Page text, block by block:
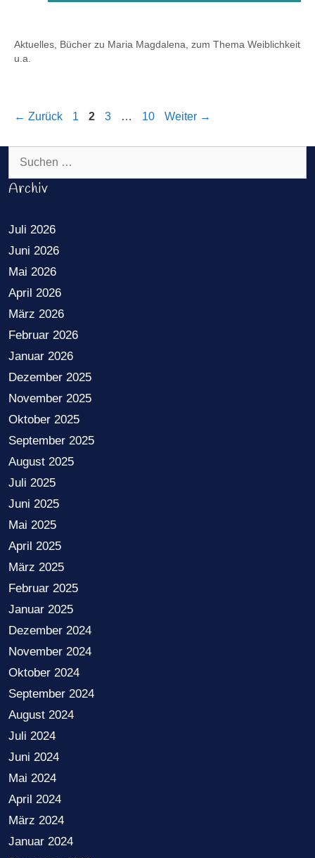
Kategorien
Aktuelles
Bücher zu Maria Magdalena, zum Thema Weiblichkeit
u.a.
← Zurück Seite
1 Seite
2 Seite
3 … Seite
10 Weiter →
Suchen nach:
Archiv
Juli 2026
Juni 2026
Mai 2026
April 2026
März 2026
Februar 2026
Januar 2026
Dezember 2025
November 2025
Oktober 2025
September 2025
August 2025
Juli 2025
Juni 2025
Mai 2025
April 2025
März 2025
Februar 2025
Januar 2025
Dezember 2024
November 2024
Oktober 2024
September 2024
August 2024
Juli 2024
Juni 2024
Mai 2024
April 2024
März 2024
Januar 2024